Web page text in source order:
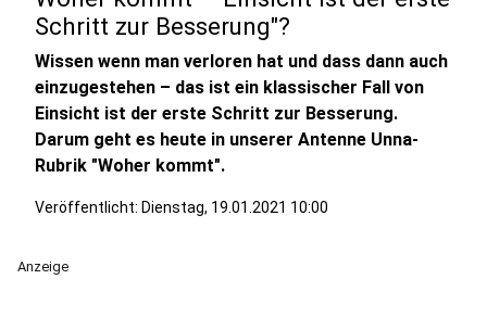
Schritt zur Besserung"?
Wissen wenn man verloren hat und dass dann auch
einzugestehen – das ist ein klassischer Fall von
Einsicht ist der erste Schritt zur Besserung.
Darum geht es heute in unserer Antenne Unna-
Rubrik "Woher kommt".
Veröffentlicht: Dienstag, 19.01.2021 10:00
Anzeige